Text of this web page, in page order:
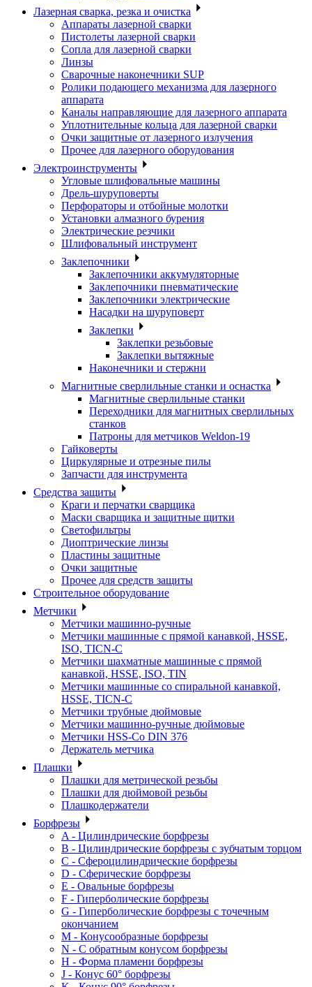
Лазерная сварка, резка и очистка
Аппараты лазерной сварки
Пистолеты лазерной сварки
Сопла для лазерной сварки
Линзы
Сварочные наконечники SUP
Ролики подающего механизма для лазерного
аппарата
Каналы направляющие для лазерного аппарата
Уплотнительные кольца для лазерной сварки
Очки защитные от лазерного излучения
Прочее для лазерного оборудования
Электроинструменты
Угловые шлифовальные машины
Дрель-шуруповерты
Перфораторы и отбойные молотки
Установки алмазного бурения
Электрические резчики
Шлифовальный инструмент
Заклепочники
Заклепочники аккумуляторные
Заклепочники пневматические
Заклепочники электрические
Насадки на шуруповерт
Заклепки
Заклепки резьбовые
Заклепки вытяжные
Наконечники и стержни
Магнитные сверлильные станки и оснастка
Магнитные сверлильные станки
Переходники для магнитных сверлильных
станков
Патроны для метчиков Weldon-19
Гайковерты
Циркулярные и отрезные пилы
Запчасти для инструмента
Средства защиты
Краги и перчатки сварщика
Маски сварщика и защитные щитки
Светофильтры
Диоптрические линзы
Пластины защитные
Очки защитные
Прочее для средств защиты
Строительное оборудование
Метчики
Метчики машинно-ручные
Метчики машинные с прямой канавкой, HSSE,
ISO, TICN-C
Метчики шахматные машинные с прямой
канавкой, HSSE, ISO, TIN
Метчики машинные со спиральной канавкой,
HSSE, TICN-C
Метчики трубные дюймовые
Метчики машинно-ручные дюймовые
Метчики HSS-Co DIN 376
Держатель метчика
Плашки
Плашки для метрической резьбы
Плашки для дюймовой резьбы
Плашкодержатели
Борфрезы
A - Цилиндрические борфрезы
B - Цилиндрические борфрезы с зубчатым торцом
C - Сфероцилиндрические борфрезы
D - Сферические борфрезы
E - Овальные борфрезы
F - Гиперболические борфрезы
G - Гиперболические борфрезы с точечным
окончанием
M - Конусообразные борфрезы
N - С обратным конусом борфрезы
H - Форма пламени борфрезы
J - Конус 60° борфрезы